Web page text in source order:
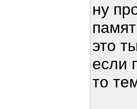
ну
это
если
то